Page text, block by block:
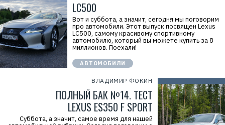
LC500
Вот и суббота, а значит, сегодня мы поговорим
про автомобили. Этот выпуск посвящен Lexus
LC500, самому красивому спортивному
автомобилю, который вы можете купить за 8
миллионов. Поехали!
АВТОМОБИЛИ
ВЛАДИМИР ФОКИН
ПОЛНЫЙ БАК №14. ТЕСТ
LEXUS ES350 F SPORT
Суббота, а значит, самое время для нашей